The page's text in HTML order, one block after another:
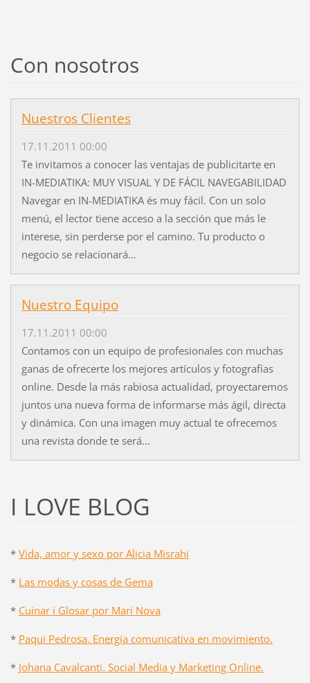
Con nosotros
Nuestros Clientes
17.11.2011 00:00
Te invitamos a conocer las ventajas de publicitarte en
IN-MEDIATIKA: MUY VISUAL Y DE FÁCIL NAVEGABILIDAD
Navegar en IN-MEDIATIKA és muy fácil. Con un solo
menú, el lector tiene acceso a la sección que más le
interese, sin perderse por el camino. Tu producto o
negocio se relacionará...
Nuestro Equipo
17.11.2011 00:00
Contamos con un equipo de profesionales con muchas
ganas de ofrecerte los mejores artículos y fotografías
online. Desde la más rabiosa actualidad, proyectaremos
juntos una nueva forma de informarse más ágil, directa
y dinámica. Con una imagen muy actual te ofrecemos
una revista donde te será...
I LOVE BLOG
* Vida, amor y sexo por Alicia Misrahi
* Las modas y cosas de Gema
* Cuinar i Glosar por Mari Nova
* Paqui Pedrosa. Energía comunicativa en movimiento.
* Johana Cavalcanti. Social Media y Marketing Online.